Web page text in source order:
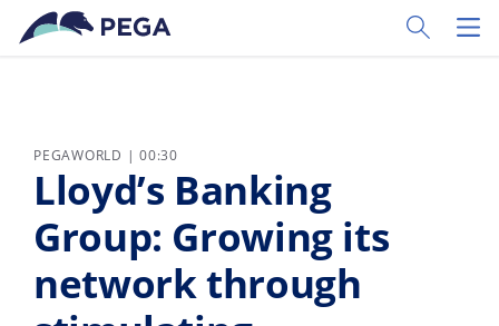
Ir al contenido principal
Toggle
PEGAWORLD | 00:30
Lloyd’s Banking
Group: Growing its
network through